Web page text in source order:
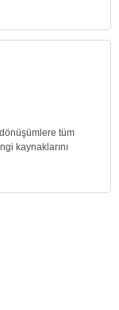
tüm
kaynaklarını